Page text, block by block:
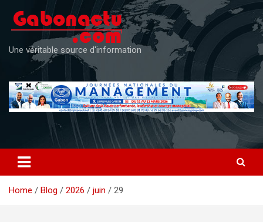
content
Une véritable source d'information
Home Blog 2026 juin 29